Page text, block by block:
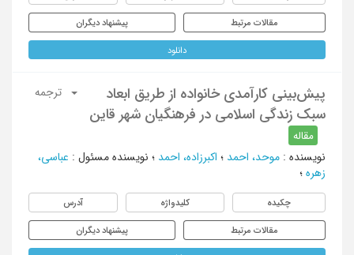
مقالات مرتبط پیشنهاد دیگران
دانلود
پیش‌بینی کارآمدی خانواده از طریق ابعاد
سبک زندگی اسلامی در فرهنگیان شهر قاین
مقاله
ترجمه
نویسنده : موحد، احمد ؛ اکبرزاده، احمد ؛ نویسنده مسئول : عباسی،
زهره ؛
چکیده کلیدواژه آدرس
مقالات مرتبط پیشنهاد دیگران